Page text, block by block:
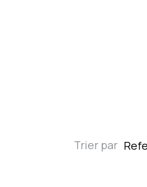
Trier par